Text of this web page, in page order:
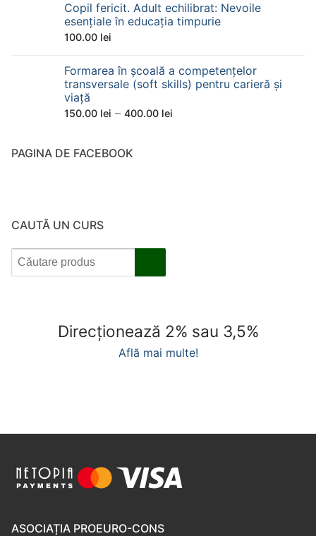
330.00 lei
prețuri:
200.00 lei
470.00 lei
Copil fericit. Adult echilibrat: Nevoile
esențiale în educația timpurie
100.00 lei
Formarea în școală a competențelor
transversale (soft skills) pentru carieră și
viață
150.00 lei – 400.00 lei
PAGINA DE FACEBOOK
CAUTĂ UN CURS
Direcționează 2% sau 3,5%
Află mai multe!
ASOCIAȚIA PROEURO-CONS